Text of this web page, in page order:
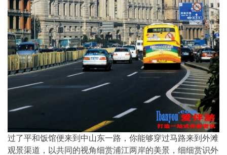
过了平和饭馆便来到中山东一路，你能够穿过马路来到外滩
观景渠道，以共同的视角细赏浦江两岸的美景，细细赏识外